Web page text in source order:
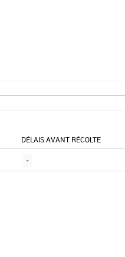
DÉLAIS AVANT RÉCOLTE
-